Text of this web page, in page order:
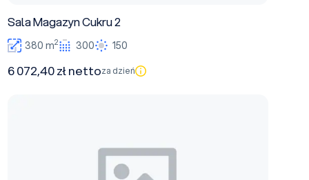
Sala Magazyn Cukru 2
380 m2 300 150
6 072,40 zł nettoza dzień